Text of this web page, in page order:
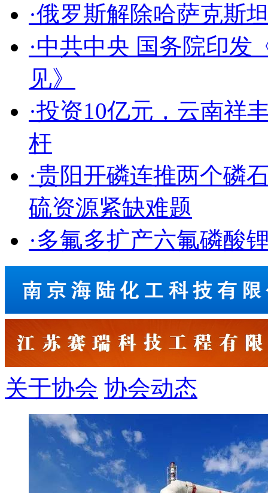
·俄罗斯解除哈萨克斯
·中共中央 国务院印发
见》
·投资10亿元，云南祥
杆
·贵阳开磷连推两个磷
硫资源紧缺难题
·多氟多扩产六氟磷酸
关于协会 协会动态